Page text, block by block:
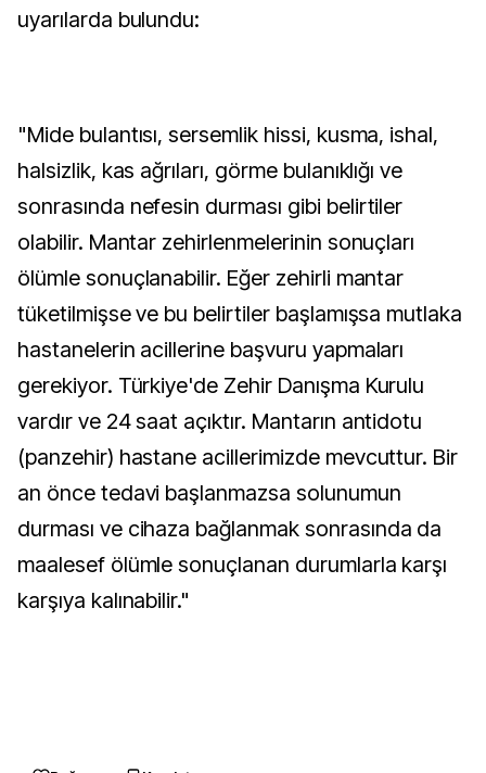
uyarılarda bulundu:
"Mide bulantısı, sersemlik hissi, kusma, ishal,
halsizlik, kas ağrıları, görme bulanıklığı ve
sonrasında nefesin durması gibi belirtiler
olabilir. Mantar zehirlenmelerinin sonuçları
ölümle sonuçlanabilir. Eğer zehirli mantar
tüketilmişse ve bu belirtiler başlamışsa mutlaka
hastanelerin acillerine başvuru yapmaları
gerekiyor. Türkiye'de Zehir Danışma Kurulu
vardır ve 24 saat açıktır. Mantarın antidotu
(panzehir) hastane acillerimizde mevcuttur. Bir
an önce tedavi başlanmazsa solunumun
durması ve cihaza bağlanmak sonrasında da
maalesef ölümle sonuçlanan durumlarla karşı
karşıya kalınabilir."